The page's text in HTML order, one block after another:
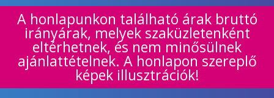
A honlapunkon található árak bruttó
irányárak, melyek szaküzletenként
eltérhetnek, és nem minősülnek
ajánlattételnek. A honlapon szereplő
képek illusztrációk!